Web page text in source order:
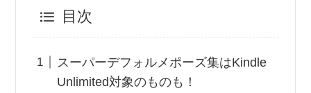
目次
スーパーデフォルメポーズ集はKindle
Unlimited対象のものも！